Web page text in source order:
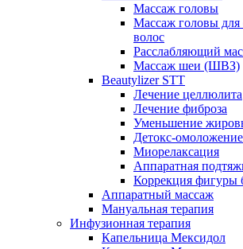
Массаж головы
Массаж головы для
волос
Расслабляющий
Массаж шеи (ШВЗ)
Beautylizer STT
Лечение целлюлита
Лечение фиброза
Уменьшение
Детокс-омоложение
Миорелаксация
Аппаратная
Коррекция фигуры
Аппаратный массаж
Мануальная терапия
Инфузионная терапия
Капельница Мексидол